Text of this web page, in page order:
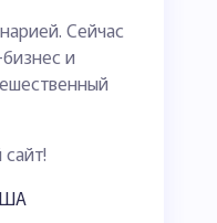
Сейчас
и